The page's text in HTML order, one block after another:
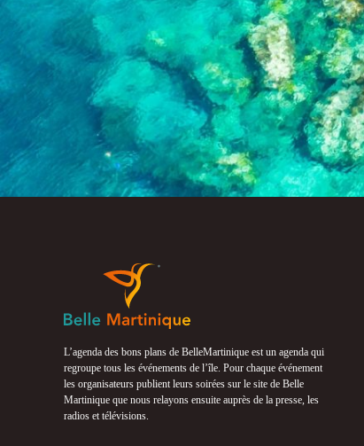
L’agenda des bons plans de BelleMartinique est un agenda qui
regroupe tous les événements de l’île. Pour chaque événement
les organisateurs publient leurs soirées sur le site de Belle
Martinique que nous relayons ensuite auprès de la presse, les
radios et télévisions.